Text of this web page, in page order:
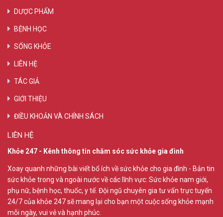
DƯỢC PHẨM
BỆNH HỌC
SỐNG KHỎE
LIÊN HỆ
TÁC GIẢ
GIỚI THIỆU
ĐIỀU KHOẢN VÀ CHÍNH SÁCH
LIÊN HỆ
Khỏe 247 - Kênh thông tin chăm sóc sức khỏe gia đình
Xoay quanh những bài viết bổ ích về sức khỏe cho gia đình - Bản tin
sức khỏe trong và ngoài nước về các lĩnh vực: Sức khỏe nam giới,
phụ nữ, bệnh học, thuốc, y tế. Đội ngũ chuyên gia tư vấn trực tuyến
24/7 của khỏe 247 sẽ mang lại cho bạn một cuộc sống khỏe mạnh
mỗi ngày, vui vẻ và hạnh phúc.